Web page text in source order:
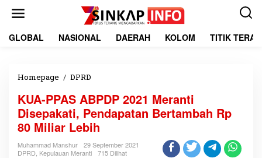
GLOBAL NASIONAL DAERAH KOLOM TITIK
Homepage / DPRD
A
-
P
P
A
S
KUA-PPAS ABPDP 2021 Meranti
Disepakati, Pendapatan Bertambah Rp
80 Miliar Lebih
Muhammad Manshur
29 September 2021
DPRD Kepulauan Meranti 715 Dilihat